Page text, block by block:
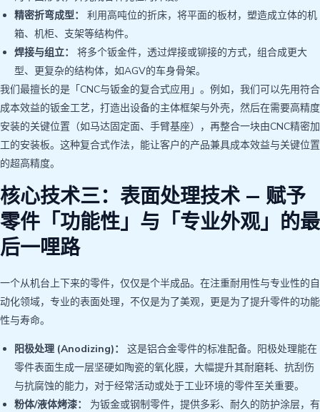
精密折弯成型：
利用高吨位的折床，将平面的板材，塑造成立体的机
箱、机柜、支架等结构件。
焊接与组立：
将多个钣金件，透过焊接或铆接的方式，组合成更大
型、更复杂的结构体，如AGV的车身骨架。
我们最擅长的是「CNC与钣金的复合式应用」。例如，我们可以先用符合
成本效益的钣金工艺，打造出设备的主体框架与外壳，然后在需要高精度
安装的关键位置（如马达固定面、手臂基座），再整合一块由CNC精密加
工的安装板。这种复合式作法，能让客户的产品兼具成本效益与关键位置
的超高精度。
核心技术三：表面处理技术 — 赋予
零件「功能性」与「专业外观」的最
后一哩路
一个从机台上下来的零件，仅仅是个半成品。在注重耐用性与专业性的自
动化领域，专业的表面处理，不仅是为了美观，更是为了提升零件的功能
性与寿命。
阳极处理 (Anodizing)：
这是铝合金零件的标准配备。阳极处理能在
零件表面生成一层坚硬如陶瓷的氧化膜，大幅提升其耐磨耗、抗刮伤
与抗腐蚀的能力，对于经常活动或处于工业环境的零件至关重要。
粉体/液体烤漆：
为钣金或钢制零件，提供多彩、耐久的防护涂层，有